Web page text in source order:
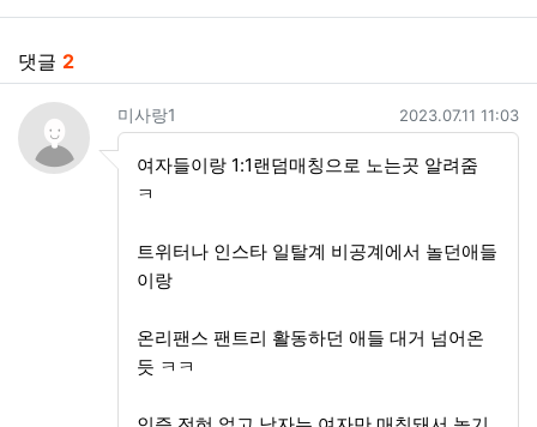
댓글 2
미사랑1님의 댓글
미사랑1 작성일
2023.07.11 11:03
여자들이랑 1:1랜덤매칭으로 노는곳 알려줌
ㅋ
트위터나 인스타 일탈계 비공계에서 놀던애들
이랑
온리팬스 팬트리 활동하던 애들 대거 넘어온
듯 ㅋㅋ